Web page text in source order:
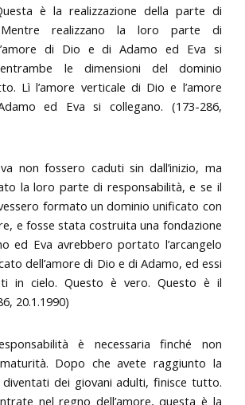
è la realizzazione della parte di
Mentre realizzano la loro parte di
di Dio e di Adamo ed Eva si
le dimensioni del dominio
Lì l’amore verticale di Dio e l’amore
ed Eva si collegano. (173-286,
non fossero caduti sin dall’inizio, ma
la loro parte di responsabilità, e se il
formato un dominio unificato con
e fosse stata costruita una fondazione
ed Eva avrebbero portato l’arcangelo
dell’amore di Dio e di Adamo, ed essi
in cielo. Questo è vero. Questo è il
20.1.1990)
è necessaria finché non
Dopo che avete raggiunto la
dei giovani adulti, finisce tutto.
nel regno dell’amore, questa è la